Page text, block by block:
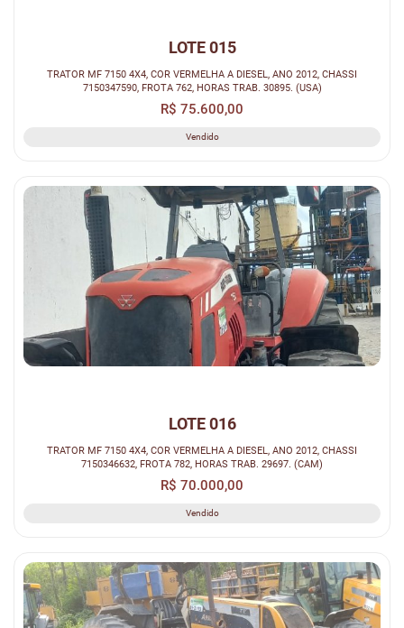
LOTE 015
TRATOR MF 7150 4X4, COR VERMELHA A DIESEL, ANO 2012, CHASSI
7150347590, FROTA 762, HORAS TRAB. 30895. (USA)
R$ 75.600,00
Vendido
LOTE 016
TRATOR MF 7150 4X4, COR VERMELHA A DIESEL, ANO 2012, CHASSI
7150346632, FROTA 782, HORAS TRAB. 29697. (CAM)
R$ 70.000,00
Vendido